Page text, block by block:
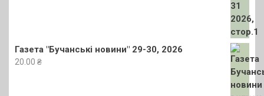
Газета "Бучанські новини" 29-30, 2026
20.00 ₴